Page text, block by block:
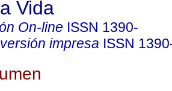
Vida
On-line ISSN 1390-
versión impresa ISSN